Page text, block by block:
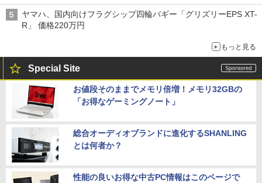
ヤマハ、国内向けフラグシップ四輪バギー「グリズリーEPS XT-
R」 価格220万円
もっと見る
Special Site
お値段そのままでメモリ倍増！メモリ32GBの
「お得なゲーミングノート」
総合オーディオブランドに進化するSHANLING
とは何者か？
性能の良いお得な中古PC情報はこのページで